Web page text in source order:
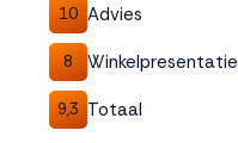
10 Advies
8 Winkelpresentatie
9,3 Totaal